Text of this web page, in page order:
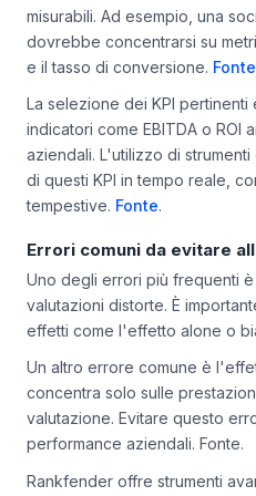
Per avviare un'analisi
misurabili. Ad esempio, una
dovrebbe concentrarsi su
e il tasso di conversione. Fonte
La selezione dei KPI
indicatori come EBITDA o
aziendali. L'utilizzo di
di questi KPI in tempo reale,
Errori comuni da evitare
Uno degli errori più frequenti
valutazioni distorte. È
effetti come l'effetto alone o
Un altro errore comune è
concentra solo sulle
valutazione. Evitare questo